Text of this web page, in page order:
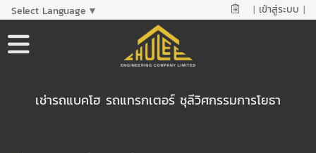
Select Language ▼ | เข้าสู่ระบบ |
เช่ารถแบคโฮ รถแทรกเตอร์ ชุลีวิศกรรมการโยธา